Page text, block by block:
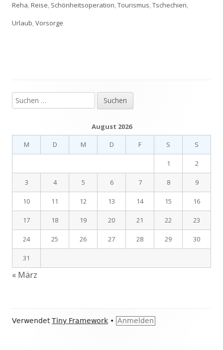
Reha,Reise, Schönheitsoperation,Tourismus,Tschechien,
Urlaub,Vorsorge
Haupt-
Suchen
nach:
August 2026
M
D M D F S S
1 2
3 4 5 6 7 8 9
10 11 12 13 14 15 16
17 18 19 20 21 22 23
24 25 26 27 28 29 30
31
« März
Footer
VerwendetTiny Framework • Anmelden